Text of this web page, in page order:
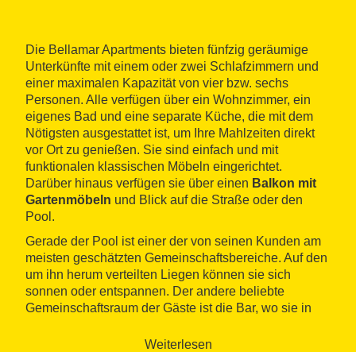
Die Bellamar Apartments bieten fünfzig geräumige
Unterkünfte mit einem oder zwei Schlafzimmern und
einer maximalen Kapazität von vier bzw. sechs
Personen. Alle verfügen über ein Wohnzimmer, ein
eigenes Bad und eine separate Küche, die mit dem
Nötigsten ausgestattet ist, um Ihre Mahlzeiten direkt
vor Ort zu genießen. Sie sind einfach und mit
funktionalen klassischen Möbeln eingerichtet.
Darüber hinaus verfügen sie über einen Balkon mit
Gartenmöbeln und Blick auf die Straße oder den
Pool.
Gerade der Pool ist einer der von seinen Kunden am
meisten geschätzten Gemeinschaftsbereiche. Auf den
um ihn herum verteilten Liegen können sie sich
sonnen oder entspannen. Der andere beliebte
Gemeinschaftsraum der Gäste ist die Bar, wo sie in
Weiterlesen